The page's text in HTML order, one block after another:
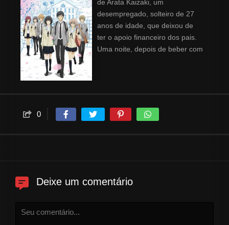
de Arata Kaizaki, um
desempregado, solteiro de 27
anos de idade, que deixou de
ter o apoio financeiro dos pais.
Uma noite, depois de beber com
a ter 17 anos e possa refazer a
sua vida. Depois de concordar
um ano para encontrar o que
0
Deixe um comentário